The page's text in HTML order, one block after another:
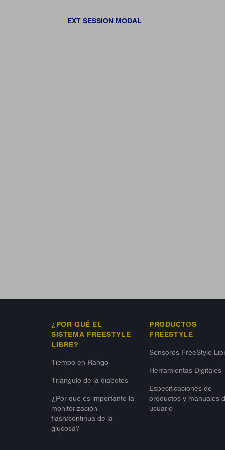
EXT SESSION MODAL
¿POR QUÉ EL
SISTEMA FREESTYLE
LIBRE?
Tiempo en Rango
Triángulo de la diabetes
¿Por qué es importante la
monitorización
flash/continua de la
glucosa?
PRODUCTOS
FREESTYLE
Sensores FreeStyle
Herramientas Digitales
Especificaciones de
productos y manuales
usuario